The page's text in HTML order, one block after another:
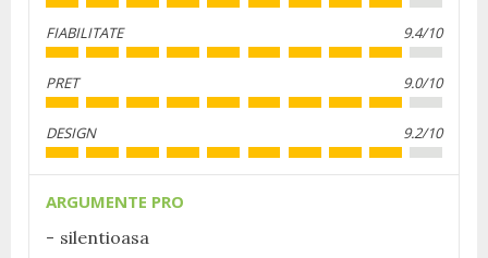
FIABILITATE 9.4/10
PRET 9.0/10
DESIGN 9.2/10
ARGUMENTE PRO
silentioasa